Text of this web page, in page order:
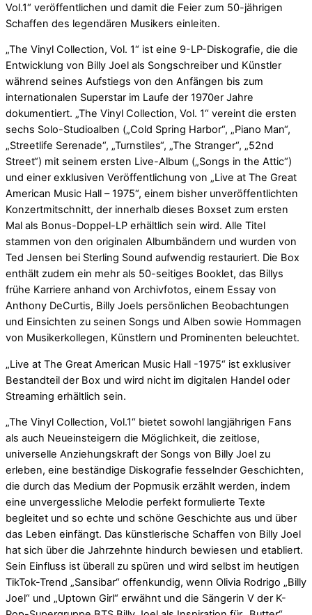
Vol.1“ veröffentlichen und damit die Feier zum 50-jährigen
Schaffen des legendären Musikers einleiten.
„The Vinyl Collection, Vol. 1“ ist eine 9-LP-Diskografie, die die
Entwicklung von Billy Joel als Songschreiber und Künstler
während seines Aufstiegs von den Anfängen bis zum
internationalen Superstar im Laufe der 1970er Jahre
dokumentiert. „The Vinyl Collection, Vol. 1“ vereint die ersten
sechs Solo-Studioalben („Cold Spring Harbor“, „Piano Man“,
„Streetlife Serenade“, „Turnstiles“, „The Stranger“, „52nd
Street“) mit seinem ersten Live-Album („Songs in the Attic“)
und einer exklusiven Veröffentlichung von „Live at The Great
American Music Hall – 1975“, einem bisher unveröffentlichten
Konzertmitschnitt, der innerhalb dieses Boxset zum ersten
Mal als Bonus-Doppel-LP erhältlich sein wird. Alle Titel
stammen von den originalen Albumbändern und wurden von
Ted Jensen bei Sterling Sound aufwendig restauriert. Die Box
enthält zudem ein mehr als 50-seitiges Booklet, das Billys
frühe Karriere anhand von Archivfotos, einem Essay von
Anthony DeCurtis, Billy Joels persönlichen Beobachtungen
und Einsichten zu seinen Songs und Alben sowie Hommagen
von Musikerkollegen, Künstlern und Prominenten beleuchtet.
„Live at The Great American Music Hall -1975“ ist exklusiver
Bestandteil der Box und wird nicht im digitalen Handel oder
Streaming erhältlich sein.
„The Vinyl Collection, Vol.1“ bietet sowohl langjährigen Fans
als auch Neueinsteigern die Möglichkeit, die zeitlose,
universelle Anziehungskraft der Songs von Billy Joel zu
erleben, eine beständige Diskografie fesselnder Geschichten,
die durch das Medium der Popmusik erzählt werden, indem
eine unvergessliche Melodie perfekt formulierte Texte
begleitet und so echte und schöne Geschichte aus und über
das Leben einfängt. Das künstlerische Schaffen von Billy Joel
hat sich über die Jahrzehnte hindurch bewiesen und etabliert.
Sein Einfluss ist überall zu spüren und wird selbst im heutigen
TikTok-Trend „Sansibar“ offenkundig, wenn Olivia Rodrigo „Billy
Joel“ und „Uptown Girl“ erwähnt und die Sängerin V der K-